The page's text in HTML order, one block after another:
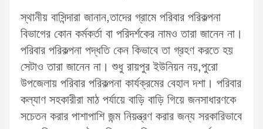
স্থানীয় বাসিন্দারা জানান,তাদের গ্রামে পরিবার পরিকল্পনা
বিভাগের কোন কর্মকর্তা বা পরিদর্শকের নামও তারা জানেন না।
পরিবার পরিকল্পনা পদ্ধতি কেন কিভাবে তা গ্রহণ করতে হয়
সেটাও তারা জানেন না। শুধু রায়পুর ইউনিয়ন নয়,পুরো
উপজেলায় পরিবার পরিকল্পনা কার্যক্রমের বেহাল দশা। পরিবার
কল্যাণ সহকারীরা মাঠ পর্যায়ে বাড়ি বাড়ি গিয়ে জনসাধারণকে
সচেতন করার পাশাপাশি জন্ম নিয়ন্ত্রণ করার জন্য সরকারিভাবে